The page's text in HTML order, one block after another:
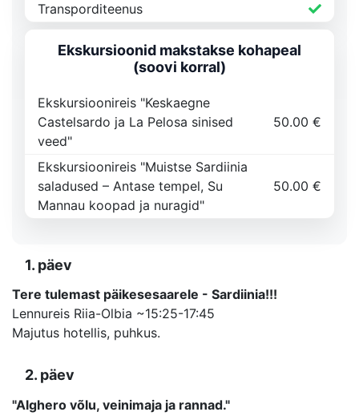
Transporditeenus
Ekskursioonid makstakse kohapeal
(soovi korral)
Ekskursioonireis "Keskaegne
Castelsardo ja La Pelosa sinised
veed"
50.00 €
Ekskursioonireis "Muistse Sardiinia
saladused – Antase tempel, Su
Mannau koopad ja nuragid"
50.00 €
1. päev
Tere tulemast päikesesaarele - Sardiinia!!!
Lennureis Riia-Olbia ~15:25-17:45
Majutus hotellis, puhkus.
2. päev
"Alghero võlu, veinimaja ja rannad."